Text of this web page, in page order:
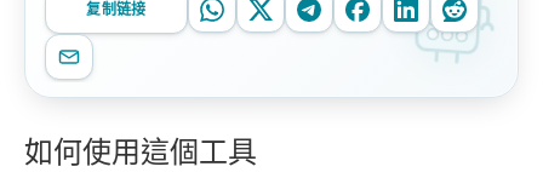
复制链接
如何使用這個工具